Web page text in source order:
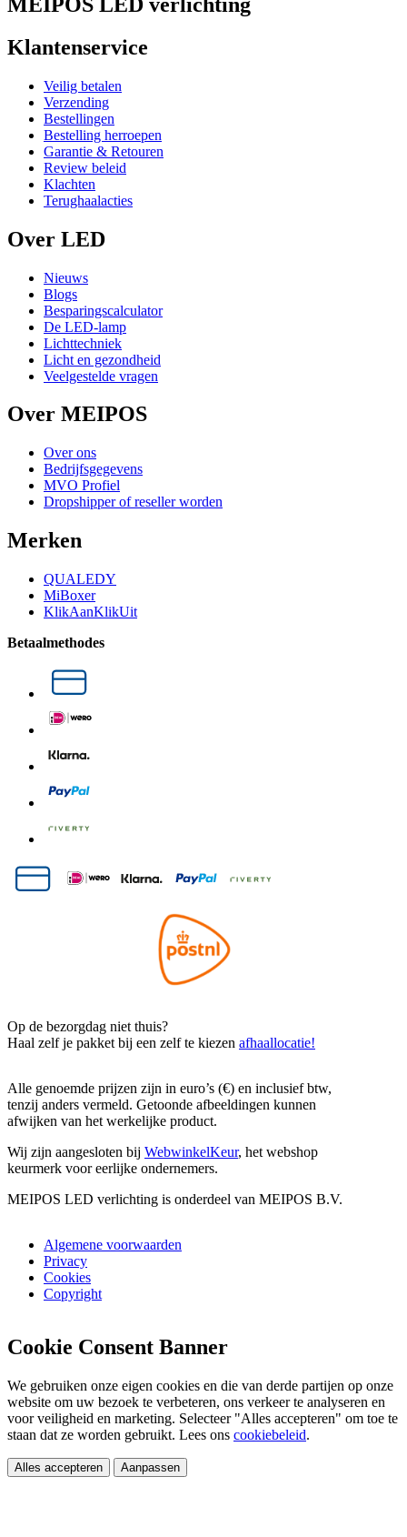
Klantenservice
Veilig betalen
Verzending
Bestellingen
Bestelling herroepen
Garantie & Retouren
Review beleid
Klachten
Terughaalacties
Over LED
Nieuws
Blogs
Besparingscalculator
De LED-lamp
Lichttechniek
Licht en gezondheid
Veelgestelde vragen
Over MEIPOS
Over ons
Bedrijfsgegevens
MVO Profiel
Dropshipper of reseller worden
Merken
QUALEDY
MiBoxer
KlikAanKlikUit
Betaalmethodes
Op de bezorgdag niet thuis?
Haal zelf je pakket bij een zelf te kiezen afhaallocatie!
Alle genoemde prijzen zijn in euro’s (€) en inclusief btw,
tenzij anders vermeld. Getoonde afbeeldingen kunnen
afwijken van het werkelijke product.
Wij zijn aangesloten bij WebwinkelKeur, het webshop
keurmerk voor eerlijke ondernemers.
MEIPOS LED verlichting is onderdeel van MEIPOS B.V.
Algemene voorwaarden
Privacy
Cookies
Copyright
Cookie Consent Banner
We gebruiken onze eigen cookies en die van derde partijen op onze
website om uw bezoek te verbeteren, ons verkeer te analyseren en
voor veiligheid en marketing. Selecteer "Alles accepteren" om toe te
staan dat ze worden gebruikt. Lees ons cookiebeleid.
Alles accepteren Aanpassen